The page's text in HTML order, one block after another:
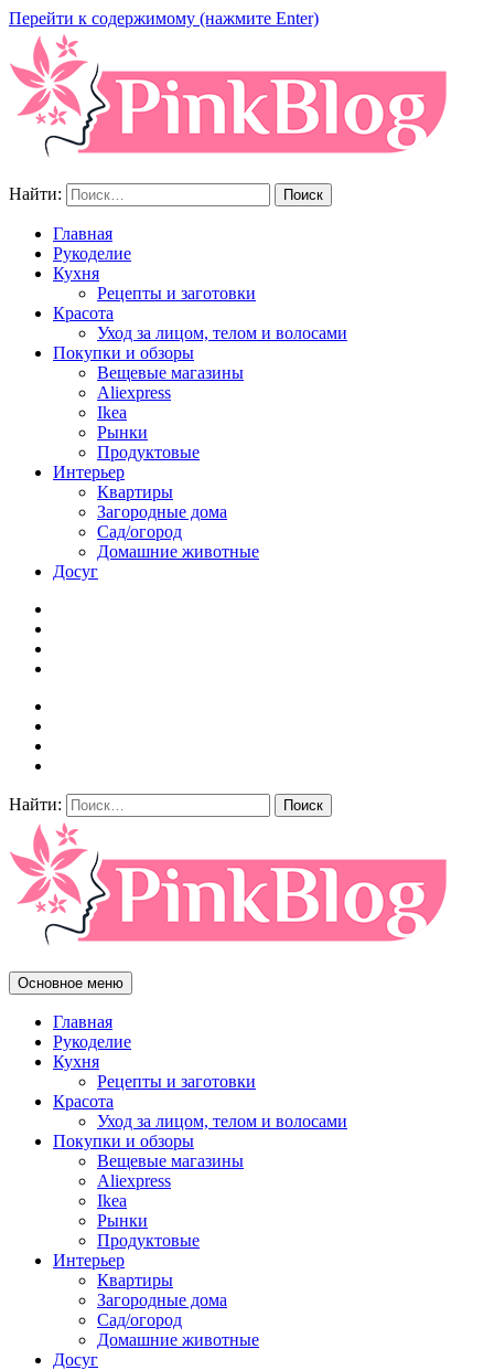
Перейти к содержимому (нажмите Enter)
Найти:
Главная
Рукоделие
Кухня
Рецепты и заготовки
Красота
Уход за лицом, телом и волосами
Покупки и обзоры
Вещевые магазины
Aliexpress
Ikea
Рынки
Продуктовые
Интерьер
Квартиры
Загородные дома
Сад/огород
Домашние животные
Досуг
Найти:
Основное меню
Главная
Рукоделие
Кухня
Рецепты и заготовки
Красота
Уход за лицом, телом и волосами
Покупки и обзоры
Вещевые магазины
Aliexpress
Ikea
Рынки
Продуктовые
Интерьер
Квартиры
Загородные дома
Сад/огород
Домашние животные
Досуг